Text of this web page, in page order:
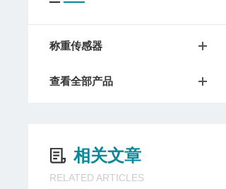
称重传感器
查看全部产品
相关文章
RELATED ARTICLES